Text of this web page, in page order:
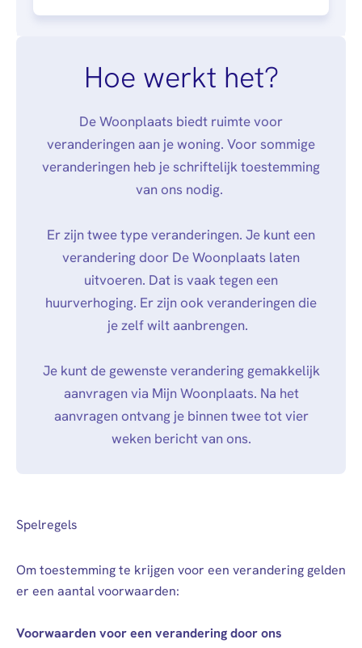
Hoe werkt het?
De Woonplaats biedt ruimte voor
veranderingen aan je woning. Voor sommige
veranderingen heb je schriftelijk toestemming
van ons nodig.
Er zijn twee type veranderingen. Je kunt een
verandering door De Woonplaats laten
uitvoeren. Dat is vaak tegen een
huurverhoging. Er zijn ook veranderingen die
je zelf wilt aanbrengen.
Je kunt de gewenste verandering gemakkelijk
aanvragen via Mijn Woonplaats. Na het
aanvragen ontvang je binnen twee tot vier
weken bericht van ons.
Spelregels
Om toestemming te krijgen voor een verandering gelden
er een aantal voorwaarden:
Voorwaarden voor een verandering door ons